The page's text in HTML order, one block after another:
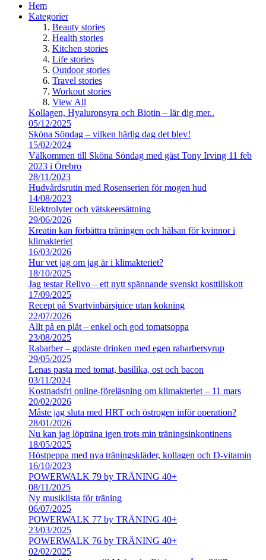
Hem
Kategorier
Beauty stories
Health stories
Kitchen stories
Life stories
Outdoor stories
Travel stories
Workout stories
View All
Kollagen, Hyaluronsyra och Biotin – lär dig mer..
05/12/2025
Sköna Söndag – vilken härlig dag det blev!
15/02/2024
Välkommen till Sköna Söndag med gäst Tony Irving 11 feb
2023 i Örebro
28/11/2023
Hudvårdsrutin med Rosenserien för mogen hud
14/08/2023
Elektrolyter och vätskeersättning
29/06/2026
Kreatin kan förbättra träningen och hälsan för kvinnor i
klimakteriet
16/03/2026
Hur vet jag om jag är i klimakteriet?
18/10/2025
Jag testar Relivo – ett nytt spännande svenskt kosttillskott
17/09/2025
Recept på Svartvinbärsjuice utan kokning
22/07/2026
Allt på en plåt – enkel och god tomatsoppa
23/08/2025
Rabarber – godaste drinken med egen rabarbersyrup
29/05/2025
Lenas pasta med tomat, basilika, ost och bacon
03/11/2024
Kostnadsfri online-föreläsning om klimakteriet – 11 mars
20/02/2026
Måste jag sluta med HRT och östrogen inför operation?
28/01/2026
Nu kan jag löpträna igen trots min träningsinkontinens
18/05/2025
Höstpeppa med nya träningskläder, kollagen och D-vitamin
16/10/2023
POWERWALK 79 by TRÄNING 40+
08/11/2025
Ny musiklista för träning
06/07/2025
POWERWALK 77 by TRÄNING 40+
23/03/2025
POWERWALK 76 by TRÄNING 40+
02/02/2025